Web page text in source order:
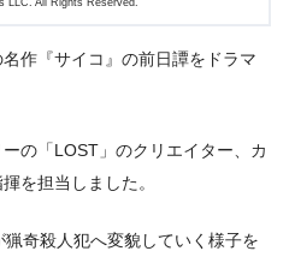
作『サイコ』の前日譚をドラマ
の「LOST」のクリエイター、カ
を担当しました。
奇殺人犯へ変貌していく様子を